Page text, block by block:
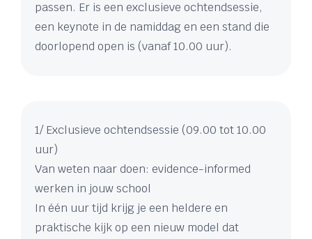
passen. Er is een exclusieve ochtendsessie,
een keynote in de namiddag en een stand die
doorlopend open is (vanaf 10.00 uur).
1/ Exclusieve ochtendsessie (09.00 tot 10.00
uur)
Van weten naar doen: evidence-informed
werken in jouw school
In één uur tijd krijg je een heldere en
praktische kijk op een nieuw model dat